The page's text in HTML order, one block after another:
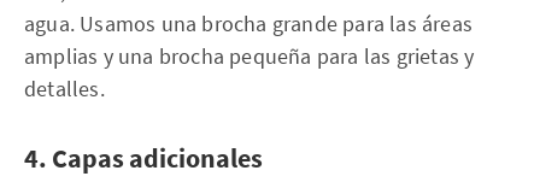
agua. Usamos una brocha grande para las áreas
amplias y una brocha pequeña para las grietas y
detalles.
4. Capas adicionales